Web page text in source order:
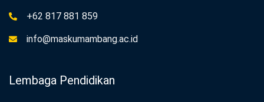
+62 817 881 859
info@maskumambang.ac.id
Lembaga Pendidikan